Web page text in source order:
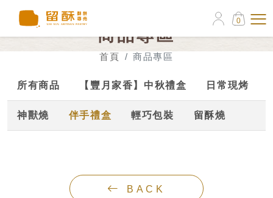
0
商品專區
首頁 商品專區
所有商品 【豐月家香】中秋禮盒 日常現烤
神獸燒 伴手禮盒 輕巧包裝 留酥燒
BACK